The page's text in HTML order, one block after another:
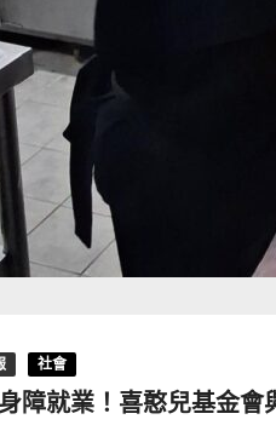
社會
障就業！喜憨兒基金